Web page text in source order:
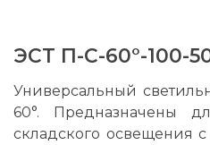
ЭСТ П-С-60°-100-
Универсальный
60°. Предназначены
складского освещения